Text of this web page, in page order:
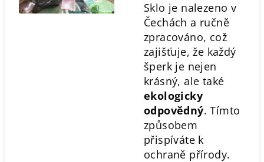
Sklo je nalezeno v
Čechách a ručně
zpracováno, což
zajišťuje, že každý
šperk je nejen
krásný, ale také
ekologicky
odpovědný. Tímto
způsobem
přispíváte k
ochraně přírody.